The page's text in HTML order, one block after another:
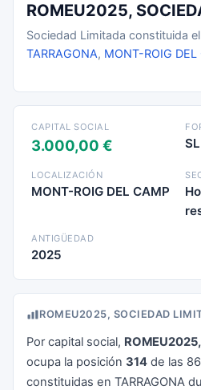
ROMEU2025,
Sociedad Limitada constituida
TARRAGONA, MONT-ROIG DEL
CAPITAL SOCIAL
3.000,00 € SL
LOCALIZACIÓN
MONT-ROIG DEL CAMP
ANTIGÜEDAD
2025
ROMEU2025, SOCIEDAD
Por capital social,
ocupa la posición 314 de las
constituidas en TARRAGONA